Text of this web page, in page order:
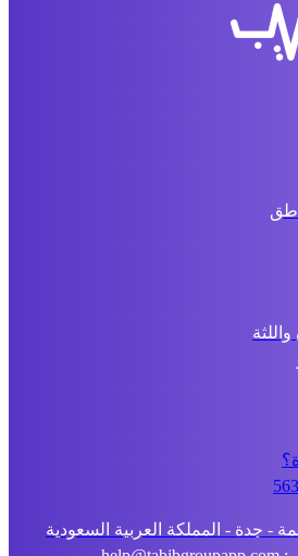
- المملكة العربية السعودية